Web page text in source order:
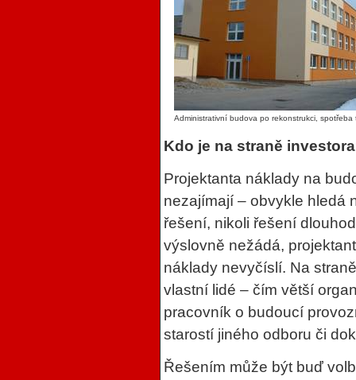
Administrativní budova po rekonstrukci,
Kdo je na straně
Projektanta náklady na
nezajímají – obvykle hledá
řešení, nikoli řešení
výslovně nežádá,
náklady nevyčíslí. Na
vlastní lidé – čím větší
pracovník o budoucí
starostí jiného odboru či
Řešením může být buď